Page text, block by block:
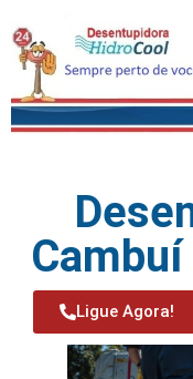
Ligue Agora!